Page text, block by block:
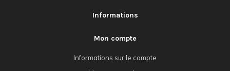
Informations
Mon compte
Informations sur le compte